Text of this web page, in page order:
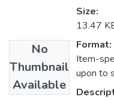
No
Thumbnail
Available
Size:
13.47
Format:
Item-
upon to